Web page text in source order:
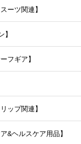
ーツ関連】
】
フギア】
ップ関連】
&ヘルスケア用品】